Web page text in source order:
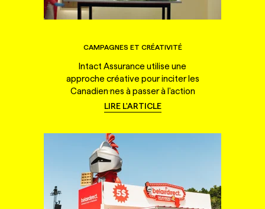
CAMPAGNES ET CRÉATIVITÉ
Intact Assurance utilise une
approche créative pour inciter les
Canadien·nes à passer à l'action
LIRE L'ARTICLE